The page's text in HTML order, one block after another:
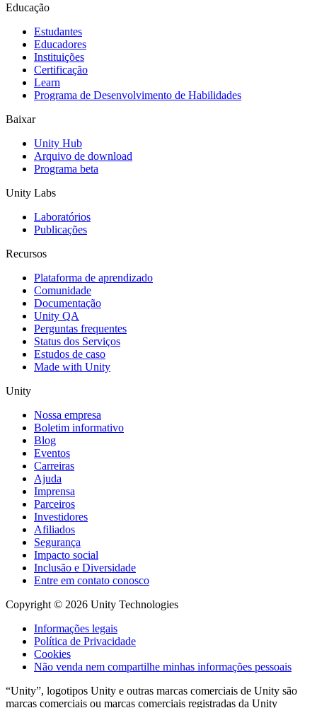
Educação
Estudantes
Educadores
Instituições
Certificação
Learn
Programa de Desenvolvimento de Habilidades
Baixar
Unity Hub
Arquivo de download
Programa beta
Unity Labs
Laboratórios
Publicações
Recursos
Plataforma de aprendizado
Comunidade
Documentação
Unity QA
Perguntas frequentes
Status dos Serviços
Estudos de caso
Made with Unity
Unity
Nossa empresa
Boletim informativo
Blog
Eventos
Carreiras
Ajuda
Imprensa
Parceiros
Investidores
Afiliados
Segurança
Impacto social
Inclusão e Diversidade
Entre em contato conosco
Copyright © 2026 Unity Technologies
Informações legais
Política de Privacidade
Cookies
Não venda nem compartilhe minhas informações pessoais
“Unity”, logotipos Unity e outras marcas comerciais de Unity são
marcas comerciais ou marcas comerciais registradas da Unity